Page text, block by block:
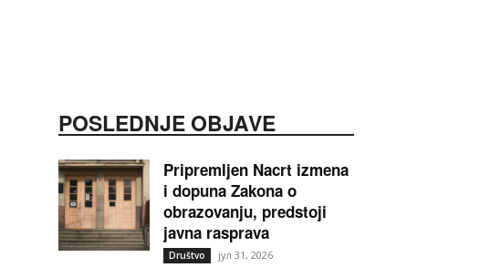
POSLEDNJE OBJAVE
Pripremljen Nacrt izmena
i dopuna Zakona o
obrazovanju, predstoji
javna rasprava
Društvo јул 31, 2026